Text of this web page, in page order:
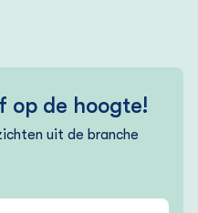
op de hoogte!
uit de branche